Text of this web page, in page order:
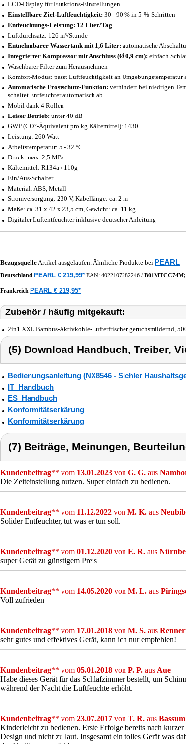
LCD-Display für Funktions-Einstellungen
Einstellbare Ziel-Luftfeuchtigkeit: 30 - 90 % in 5-%-Schritten
Entfeuchtungs-Leistung: 12 Liter/Tag
Luftdurchsatz: 126 m³/Stunde
Entnehmbarer Wassertank mit 1,6 Liter: automatische
Integrierter Kompressor mit Anschluss (Ø 0,9 cm): einfach
Waschbarer Filter zum Herausnehmen
Komfort-Modus: passt Luftfeuchtigkeit an Umgebungstemperatur
Automatische Frostschutz-Funktion: verhindert bei niedrigen
schaltet Entfeuchter automatisch ab
Mobil dank 4 Rollen
Leiser Betrieb: unter 40 dB
GWP (CO?-Äquivalent pro kg Kältemittel): 1430
Leistung: 260 Watt
Arbeitstemperatur: 5 - 32 °C
Druck: max. 2,5 MPa
Kältemittel: R134a / 110g
Ein/Aus-Schalter
Material: ABS, Metall
Stromversorgung: 230 V, Kabellänge: ca. 2 m
Maße: ca. 31 x 42 x 23,5 cm, Gewicht: ca. 11 kg
Digitaler Luftentfeuchter inklusive deutscher Anleitung
BezugsquelleArtikel ausgelaufen. Ähnliche Produkte bei PEARL
Deutschland PEARL € 219,99* EAN: 4022107282246 /B01MTCC74M;
Frankreich PEARL € 219,95*
Zubehör / häufig mitgekauft:
2in1 XXL Bambus-Aktivkohle-Lufterfrischer geruchsmildernd,
(5) Download Handbuch, Treiber,
Bedienungsanleitung (NX8546 - Sichler
IT_Handbuch
ES_Handbuch
Konformitätserkärung
Konformitätserkärung
(7) Beiträge, Meinungen,
Kundenbeitrag** vom 13.01.2023 von G. G. aus
Die Zeiteinstellung nutzen. Super einfach zu bedienen.
Kundenbeitrag** vom 11.12.2022 von M. K. aus
Solider Entfeuchter, tut was er tun soll.
Kundenbeitrag** vom 01.12.2020 von E. R. aus
super Gerät zu günstigem Preis
Kundenbeitrag** vom 14.05.2020 von M. L. aus
Voll zufrieden
Kundenbeitrag** vom 17.01.2018 von M. S. aus
sehr gutes und effektives Gerät, kann ich nur empfehlen!
Kundenbeitrag** vom 05.01.2018 von P. P. aus Aue
Habe dieses Gerät für das Schlafzimmer bestellt, um
während der Nacht die Luftfeuchte erhöht.
Kundenbeitrag** vom 23.07.2017 von T. R. aus Bassum
Kinderleicht zu bedienen. Erste Erfolge bereits nach
Design und nicht zu laut. Insgesamt ein tolles Gerät was